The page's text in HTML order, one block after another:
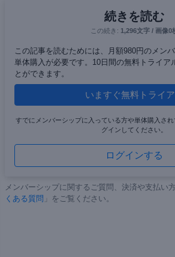
続きを読む
この続き: 1,296文字 / 画像0
この記事を読むためには、月額980円のメン
単体購入が必要です。10日間の無料トライア
とができます。
いますぐ無料トライ
すでにメンバーシップに入っている方や単体購入さ
グインしてください。
ログインする
メンバーシップに関するご質問、決済や支払い
くある質問
」をご覧ください。